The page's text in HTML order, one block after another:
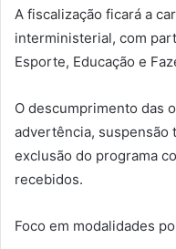
A fiscalização ficará a
interministerial, com
Esporte, Educação e
O descumprimento das
advertência, suspensão
exclusão do programa
recebidos.
Foco em modalidades